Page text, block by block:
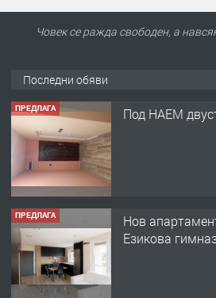
Човек се ражда свободен, а
Последни обяви
ПРЕДЛАГА Под НАЕМ
ПРЕДЛАГА
Нов
Езикова